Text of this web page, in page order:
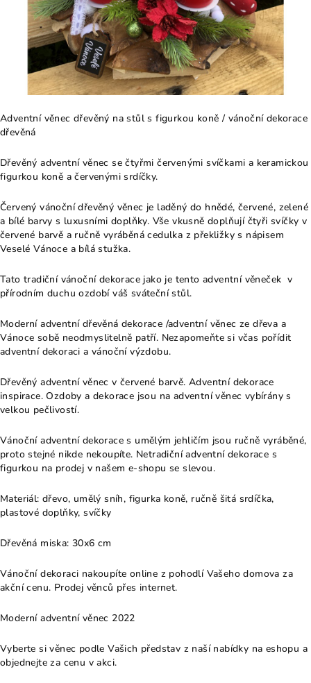
Adventní věnec dřevěný na stůl s figurkou koně / vánoční dekorace
dřevěná
Dřevěný adventní věnec se čtyřmi červenými svíčkami a keramickou
figurkou koně a červenými srdíčky.
Červený vánoční dřevěný věnec je laděný do hnědé, červené, zelené
a bílé barvy s luxusními doplňky. Vše vkusně doplňují čtyři svíčky v
červené barvě a ručně vyráběná cedulka z překližky s nápisem
Veselé Vánoce a bílá stužka.
Tato tradiční vánoční dekorace jako je tento adventní věneček v
přírodním duchu ozdobí váš sváteční stůl.
Moderní adventní dřevěná dekorace /adventní věnec ze dřeva a
Vánoce sobě neodmyslitelně patří. Nezapomeňte si včas pořídit
adventní dekoraci a vánoční výzdobu.
Dřevěný adventní věnec v červené barvě. Adventní dekorace
inspirace. Ozdoby a dekorace jsou na adventní věnec vybírány s
velkou pečlivostí.
Vánoční adventní dekorace s umělým jehličím jsou ručně vyráběné,
proto stejné nikde nekoupíte. Netradiční adventní dekorace s
figurkou na prodej v našem e-shopu se slevou.
Materiál: dřevo, umělý sníh, figurka koně, ručně šitá srdíčka,
plastové doplňky, svíčky
Dřevěná miska: 30x6 cm
Vánoční dekoraci nakoupíte online z pohodlí Vašeho domova za
akční cenu. Prodej věnců přes internet.
Moderní adventní věnec 2022
Vyberte si věnec podle Vašich představ z naší nabídky na eshopu a
objednejte za cenu v akci.